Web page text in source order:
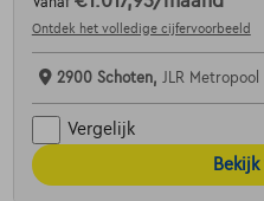
Ontdek het volledige cijfervoorbeeld
2900 Schoten, JLR Metropool
Vergelijk